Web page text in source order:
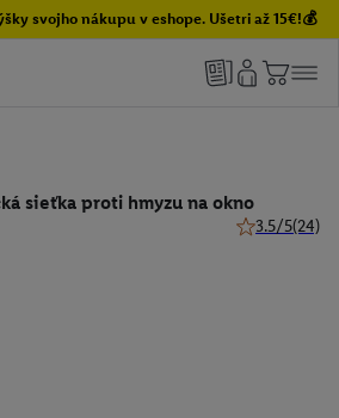
svojho nákupu v eshope. Ušetri až 15€!💰
sieťka proti hmyzu na okno
3.5/5(24)